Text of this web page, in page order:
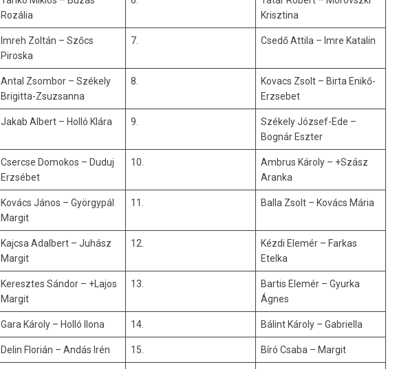
Rozália
Krisztina
Imreh Zoltán – Szőcs
Piroska
7. Csedő Attila – Imre Katalin
Antal Zsombor – Székely
Brigitta-Zsuzsanna
8.
Kovacs Zsolt – Birta Enikő-
Erzsebet
Jakab Albert – Holló Klára 9.
Székely József-Ede –
Bognár Eszter
Csercse Domokos – Duduj
Erzsébet
10.
Ambrus Károly – +Szász
Aranka
Kovács János – Györgypál
Margit
11. Balla Zsolt – Kovács Mária
Kajcsa Adalbert – Juhász
Margit
12.
Kézdi Elemér – Farkas
Etelka
Keresztes Sándor – +Lajos
Margit
13.
Bartis Elemér – Gyurka
Ágnes
Gara Károly – Holló Ilona 14. Bálint Károly – Gabriella
Delin Florián – Andás Irén 15. Bíró Csaba – Margit